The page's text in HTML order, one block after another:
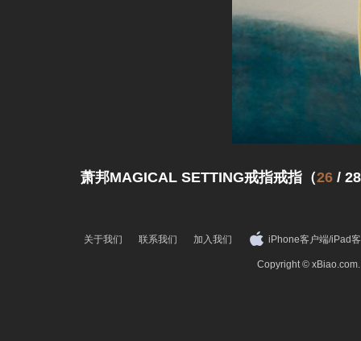
萧邦MAGICAL SETTING戒指戒指（26 / 28
关于我们 联系我们 加入我们 iPhone客户端/iPad
Copyright ©